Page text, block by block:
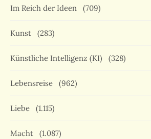
Im Reich der Ideen (709)
Kunst (283)
Künstliche Intelligenz (KI) (328)
Lebensreise (962)
Liebe (1.115)
Macht (1.087)